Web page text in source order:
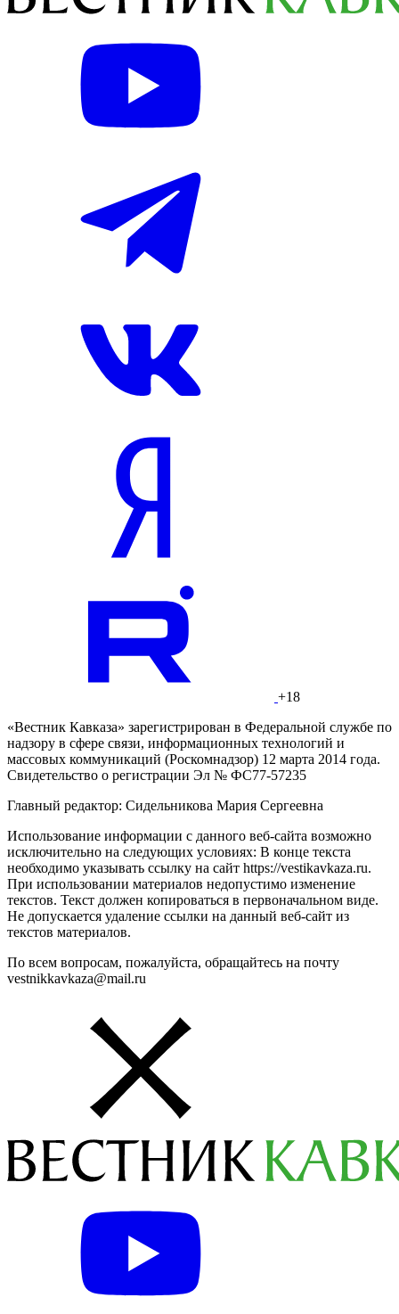
+18
«Вестник Кавказа» зарегистрирован в Федеральной службе по
надзору в сфере связи, информационных технологий и
массовых коммуникаций (Роскомнадзор) 12 марта 2014 года.
Свидетельство о регистрации Эл № ФС77-57235
Главный редактор: Сидельникова Мария Сергеевна
Использование информации с данного веб-сайта возможно
исключительно на следующих условиях: В конце текста
необходимо указывать ссылку на сайт https://vestikavkaza.ru.
При использовании материалов недопустимо изменение
текстов. Текст должен копироваться в первоначальном виде.
Не допускается удаление ссылки на данный веб-сайт из
текстов материалов.
По всем вопросам, пожалуйста, обращайтесь на почту
vestnikkavkaza@mail.ru